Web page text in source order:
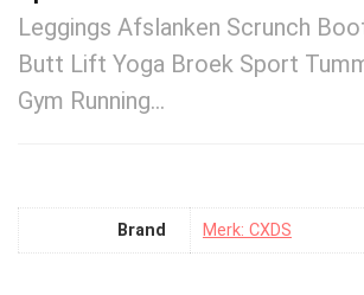
Leggings Afslanken Scrunch
Butt Lift Yoga Broek Sport
Gym Running…
Brand Merk: CXDS